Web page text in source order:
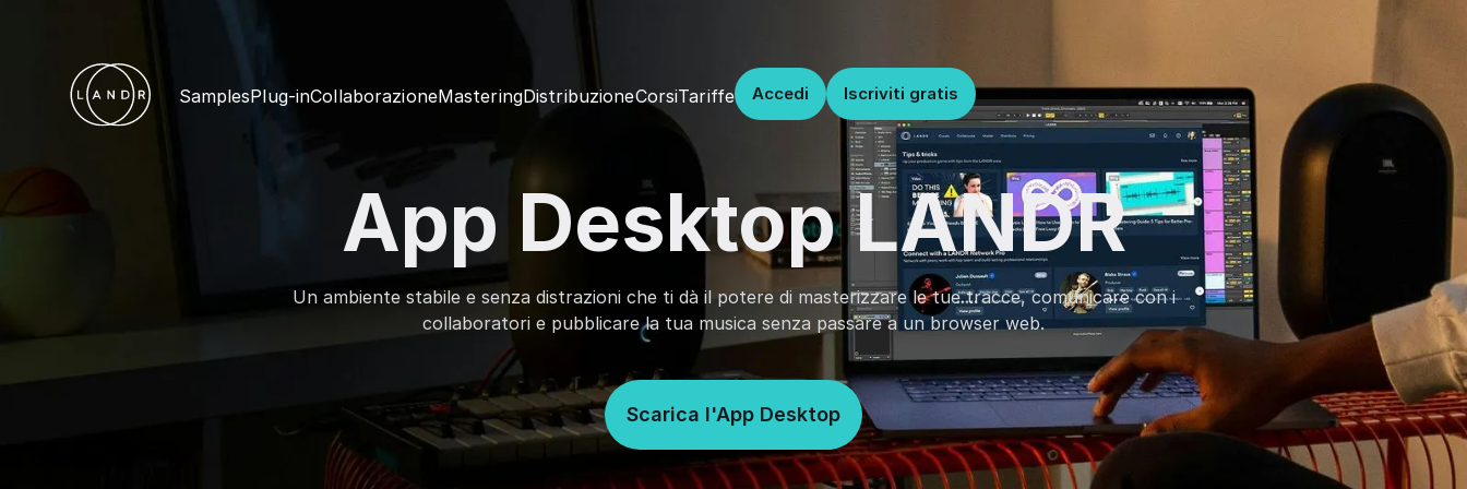
SamplesPlug-inCollaborazioneMasteringDistribuzioneCorsiTariffe Accedi Iscriviti gratis
App Desktop LANDR
Un ambiente stabile e senza distrazioni che ti dà il potere di masterizzare le tue tracce, comunicare con i
collaboratori e pubblicare la tua musica senza passare a un browser web.
Scarica l'App Desktop